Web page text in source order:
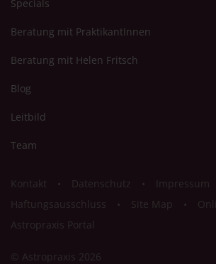
Specials
Beratung mit PraktikantInnen
Beratung mit Helen Fritsch
Blog
Leitbild
Team
© Astropraxis 2026
Kontakt Datenschutz
Impressum
Haftungsausschluss
Site Map
Astropraxis Portal